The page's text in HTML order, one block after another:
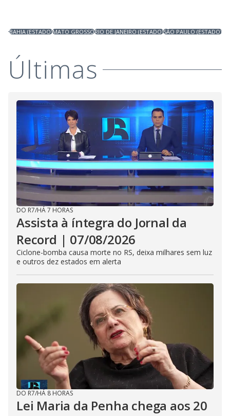
BAHIA (ESTADO)MATO GROSSORIO DE JANEIRO (ESTADO)SÃO PAULO (ESTADO)
Últimas
DO R7/HÁ 7 HORAS
Assista à íntegra do Jornal da
Record | 07/08/2026
Ciclone-bomba causa morte no RS, deixa milhares sem luz
e outros dez estados em alerta
DO R7/HÁ 8 HORAS
Lei Maria da Penha chega aos 20